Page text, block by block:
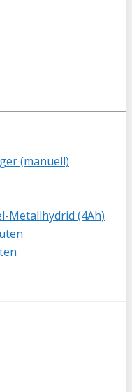
(manuell)
Metallhydrid (4Ah)